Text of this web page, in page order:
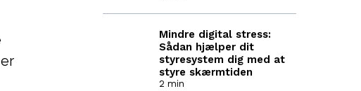
Mindre digital stress:
Sådan hjælper dit
styresystem dig med at
styre skærmtiden
2 min